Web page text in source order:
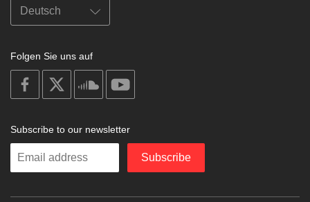
Folgen Sie uns auf
on
facebook
soundcloud
Subscribe to our newsletter
Enter
Subscribe